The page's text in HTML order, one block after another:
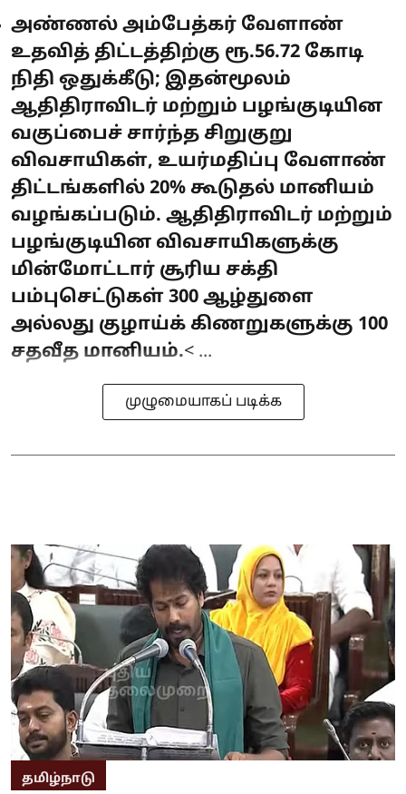
அண்ணல் அம்பேத்கர் வேளாண்
உதவித் திட்டத்திற்கு ரூ.56.72 கோடி
நிதி ஒதுக்கீடு; இதன்மூலம்
ஆதிதிராவிடர் மற்றும் பழங்குடியின
வகுப்பைச் சார்ந்த சிறுகுறு
விவசாயிகள், உயர்மதிப்பு வேளாண்
திட்டங்களில் 20% கூடுதல் மானியம்
வழங்கப்படும். ஆதிதிராவிடர் மற்றும்
பழங்குடியின விவசாயிகளுக்கு
மின்மோட்டார் சூரிய சக்தி
பம்புசெட்டுகள் 300 ஆழ்துளை
அல்லது குழாய்க் கிணறுகளுக்கு 100
சதவீத மானியம்.< ...
முழுமையாகப் படிக்க
தமிழ்நாடு